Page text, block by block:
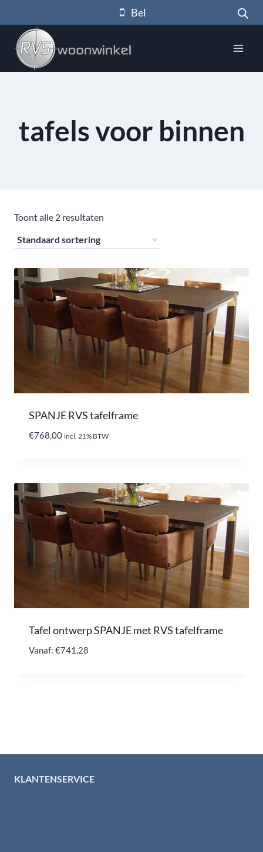
naar
inhoud
Bel
tafels voor binnen
Toont alle 2 resultaten
SPANJE RVS tafelframe
€768,00 incl. 21% BTW
Tafel ontwerp SPANJE met RVS tafelframe
Vanaf: €741,28
KLANTENSERVICE